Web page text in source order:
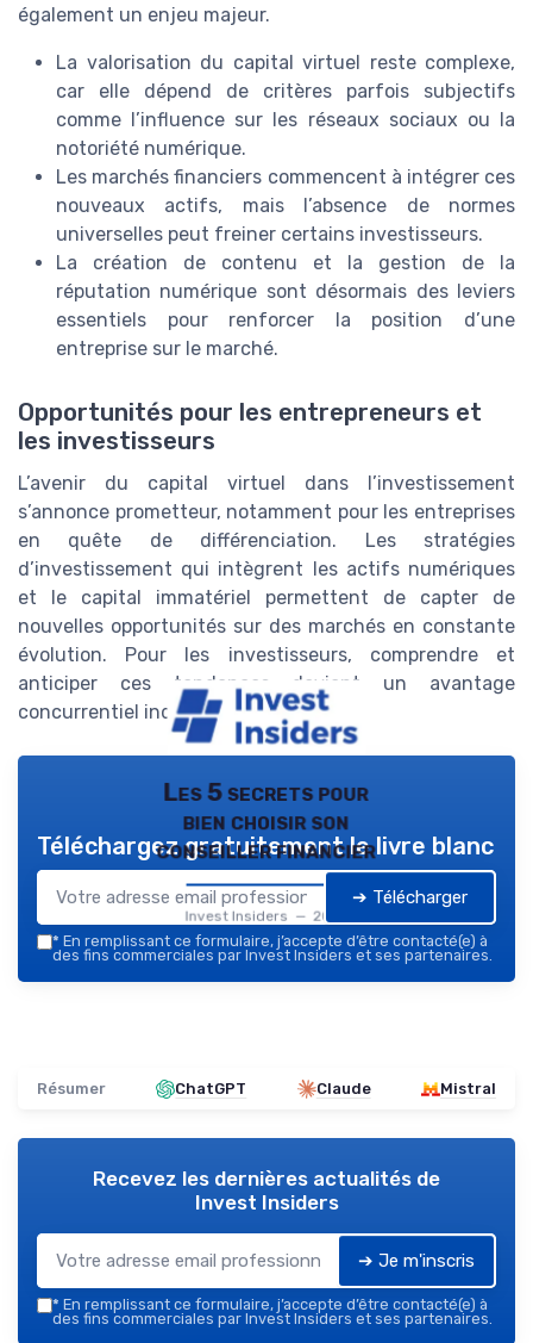
également un enjeu majeur.
La valorisation du capital virtuel reste complexe,
car elle dépend de critères parfois subjectifs
comme l’influence sur les réseaux sociaux ou la
notoriété numérique.
Les marchés financiers commencent à intégrer ces
nouveaux actifs, mais l’absence de normes
universelles peut freiner certains investisseurs.
La création de contenu et la gestion de la
réputation numérique sont désormais des leviers
essentiels pour renforcer la position d’une
entreprise sur le marché.
Opportunités pour les entrepreneurs et
les investisseurs
L’avenir du capital virtuel dans l’investissement
s’annonce prometteur, notamment pour les entreprises
en quête de différenciation. Les stratégies
d’investissement qui intègrent les actifs numériques
et le capital immatériel permettent de capter de
nouvelles opportunités sur des marchés en constante
évolution. Pour les investisseurs, comprendre et
anticiper ces tendances devient un avantage
concurrentiel indéniable.
Les 5 secrets pour
bien choisir son
conseiller financier
Invest Insiders — 2026
Téléchargez gratuitement le livre blanc
➔ Télécharger
* En remplissant ce formulaire, j’accepte d’être contacté(e) à
des fins commerciales par Invest Insiders et ses partenaires.
Résumer ChatGPT Claude Mistral
Recevez les dernières actualités de
Invest Insiders
➔ Je m'inscris
* En remplissant ce formulaire, j’accepte d’être contacté(e) à
des fins commerciales par Invest Insiders et ses partenaires.